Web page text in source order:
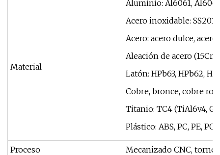
Material
Aluminio: Al6061,
Acero inoxidable: SS201,
Acero: acero dulce, acero
Aleación de acero
Latón: HPb63, HPb62,
Cobre, bronce, cobre
Titanio: TC4 (TiAl6v4,
Plástico: ABS, PC, PE,
Proceso
Mecanizado CNC,